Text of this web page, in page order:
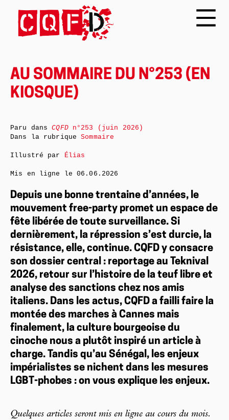
AU SOMMAIRE DU N°253 (EN
KIOSQUE)
Depuis une bonne trentaine d’années, le
mouvement free-party promet un espace de
fête libérée de toute surveillance. Si
dernièrement, la répression s’est durcie, la
résistance, elle, continue. CQFD y consacre
son dossier central : reportage au Teknival
2026, retour sur l’histoire de la teuf libre et
analyse des sanctions chez nos amis
italiens. Dans les actus, CQFD a failli faire la
montée des marches à Cannes mais
finalement, la culture bourgeoise du
cinoche nous a plutôt inspiré un article à
charge. Tandis qu’au Sénégal, les enjeux
impérialistes se nichent dans les mesures
LGBT-phobes : on vous explique les enjeux.
Quelques articles seront mis en ligne au cours du mois.
Paru dansCQFDn°253 (juin 2026)
Dans la rubriqueSommaire
Illustré par Élias
Mis en ligne le06.06.2026